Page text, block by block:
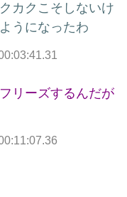
カクこそしないけ
うになったわ
リーズするんだが